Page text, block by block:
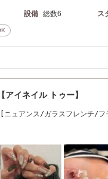
設備 総数6 ス
イネイル トゥー】
ニュアンス/ガラスフレンチ/フ